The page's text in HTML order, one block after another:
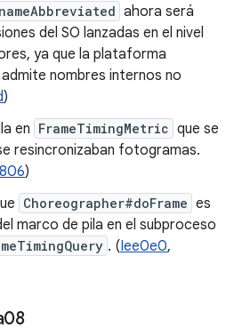
ahora será
del SO lanzadas en el nivel
ya que la plataforma
nombres internos no
)
en FrameTimingMetric que se
resincronizaban fotogramas.
)
Choreographer#doFrame es
marco de pila en el subproceso
. (Iee0e0,